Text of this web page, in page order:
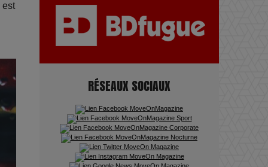
est
Chien 51 - Quand l’IA prend le
futur troublant
Maïra Kerey, la “voix d’or du
Kazakhstan”, célèbre ses 30 ans
de carrière à la Salle Gaveau
RÉSEAUX SOCIAUX